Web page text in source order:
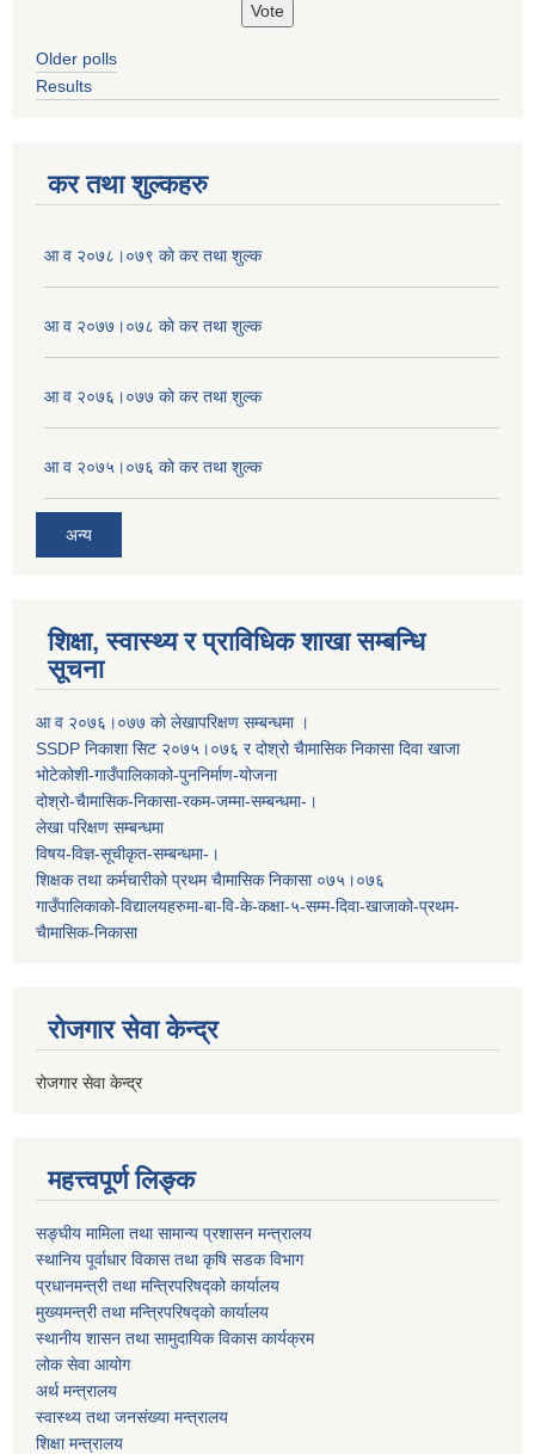
Older polls
Results
कर तथा शुल्कहरु
आ व २०७८।०७९ काे कर तथा शुल्क
आ व २०७७।०७८ काे कर तथा शुल्क
आ व २०७६।०७७ काे कर तथा शुल्क
आ व २०७५।०७६ काे कर तथा शुल्क
अन्य
शिक्षा, स्वास्थ्य र प्राविधिक शाखा सम्बन्धि
सूचना
आ व २०७६।०७७ काे लेखापरिक्षण सम्बन्धमा ।
SSDP निकाशा सिट २०७५।०७६ र दोश्रो चैामासिक निकासा दिवा खाजा
भोटेकोशी-गाउँपालिकाको-पुननिर्माण-योजना
दोश्रो-चैामासिक-निकासा-रकम-जम्मा-सम्बन्धमा-।
लेखा परिक्षण सम्बन्धमा
विषय-विज्ञ-सूचीकृत-सम्बन्धमा-।
शिक्षक तथा कर्मचारीको प्रथम च‌ैामासिक निकासा ०७५।०७६
गाउँपालिकाको-विद्यालयहरुमा-बा-वि-के-कक्षा-५-सम्म-दिवा-खाजाको-प्रथम-
चैामासिक-निकासा
रोजगार सेवा केन्द्र
रोजगार सेवा केन्द्र
महत्त्वपूर्ण लिङ्क
सङ्घीय मामिला तथा सामान्य प्रशासन मन्त्रालय
स्थानिय पूर्वाधार विकास तथा कृषि सडक विभाग
प्रधानमन्त्री तथा मन्त्रिपरिषद्को कार्यालय
मुख्यमन्त्री तथा मन्त्रिपरिषद्को कार्यालय
स्थानीय शासन तथा सामुदायिक विकास कार्यक्रम
लोक सेवा आयोग
अर्थ मन्त्रालय
स्वास्थ्य तथा जनस‌ंख्या मन्त्रालय
शिक्षा मन्त्रालय